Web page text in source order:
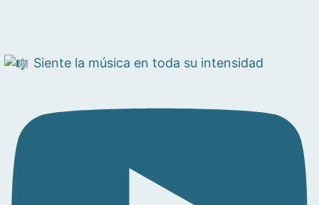
Siente la música en toda su intensidad